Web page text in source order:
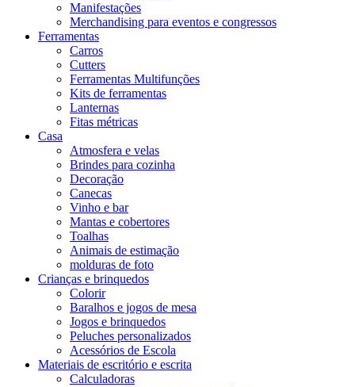
Manifestações
Merchandising para eventos e congressos
Ferramentas
Carros
Cutters
Ferramentas Multifunções
Kits de ferramentas
Lanternas
Fitas métricas
Casa
Atmosfera e velas
Brindes para cozinha
Decoração
Canecas
Vinho e bar
Mantas e cobertores
Toalhas
Animais de estimação
molduras de foto
Crianças e brinquedos
Colorir
Baralhos e jogos de mesa
Jogos e brinquedos
Peluches personalizados
Acessórios de Escola
Materiais de escritório e escrita
Calculadoras